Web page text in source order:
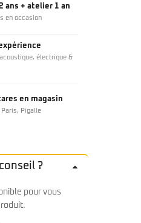
ans + atelier 1 an
en occasion
électrique &
en magasin
Pigalle
?
pour vous